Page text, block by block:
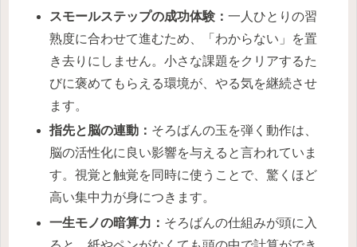
スモールステップの成功体験：一人ひとりの習
熟度に合わせて進むため、「わからない」を置
き去りにしません。小さな課題をクリアするた
びに褒めてもらえる環境が、やる気を継続させ
ます。
指先と脳の連動： そろばんの玉を弾く動作は、
脳の活性化に良い影響を与えると言われていま
す。視覚と触覚を同時に使うことで、驚くほど
高い集中力が身につきます。
一生モノの暗算力： そろばんの仕組みが頭に入